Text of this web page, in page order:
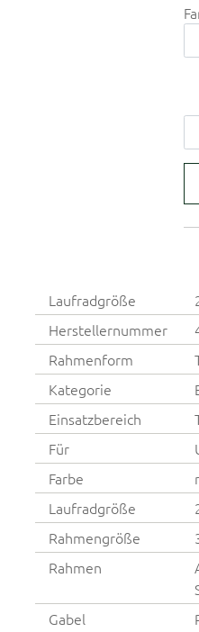
Laufradgröße
Herstellernummer
Rahmenform
Kategorie
Einsatzbereich
Für
Farbe
Laufradgröße
Rahmengröße
Rahmen
Gabel